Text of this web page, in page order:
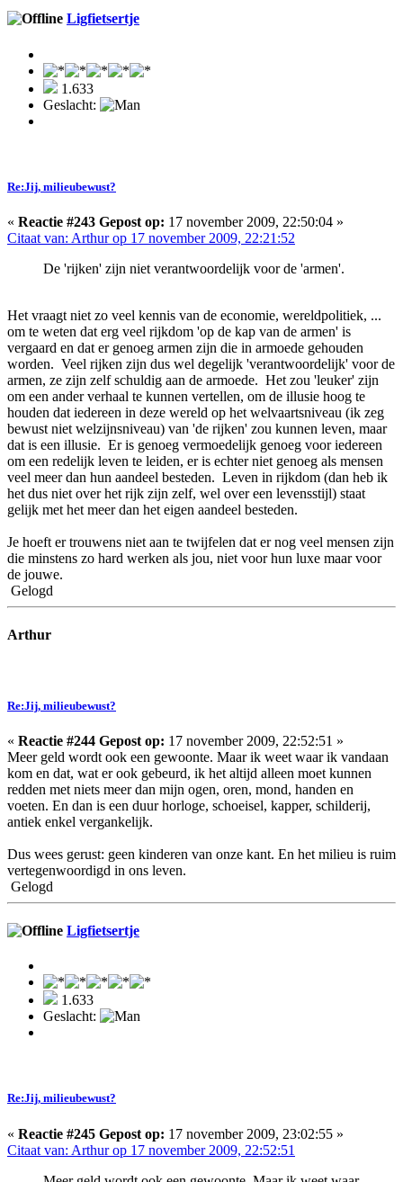
Ligfietsertje
1.633
Geslacht:
Re:Jij, milieubewust?
« Reactie #243 Gepost op: 17 november 2009, 22:50:04 »
Citaat van: Arthur op 17 november 2009, 22:21:52
De 'rijken' zijn niet verantwoordelijk voor de 'armen'.
Het vraagt niet zo veel kennis van de economie, wereldpolitiek, ...
om te weten dat erg veel rijkdom 'op de kap van de armen' is
vergaard en dat er genoeg armen zijn die in armoede gehouden
worden. Veel rijken zijn dus wel degelijk 'verantwoordelijk' voor de
armen, ze zijn zelf schuldig aan de armoede. Het zou 'leuker' zijn
om een ander verhaal te kunnen vertellen, om de illusie hoog te
houden dat iedereen in deze wereld op het welvaartsniveau (ik zeg
bewust niet welzijnsniveau) van 'de rijken' zou kunnen leven, maar
dat is een illusie. Er is genoeg vermoedelijk genoeg voor iedereen
om een redelijk leven te leiden, er is echter niet genoeg als mensen
veel meer dan hun aandeel besteden. Leven in rijkdom (dan heb ik
het dus niet over het rijk zijn zelf, wel over een levensstijl) staat
gelijk met het meer dan het eigen aandeel besteden.
Je hoeft er trouwens niet aan te twijfelen dat er nog veel mensen zijn
die minstens zo hard werken als jou, niet voor hun luxe maar voor
de jouwe.
Gelogd
Arthur
Re:Jij, milieubewust?
« Reactie #244 Gepost op: 17 november 2009, 22:52:51 »
Meer geld wordt ook een gewoonte. Maar ik weet waar ik vandaan
kom en dat, wat er ook gebeurd, ik het altijd alleen moet kunnen
redden met niets meer dan mijn ogen, oren, mond, handen en
voeten. En dan is een duur horloge, schoeisel, kapper, schilderij,
antiek enkel vergankelijk.
Dus wees gerust: geen kinderen van onze kant. En het milieu is ruim
vertegenwoordigd in ons leven.
Gelogd
Ligfietsertje
1.633
Geslacht:
Re:Jij, milieubewust?
« Reactie #245 Gepost op: 17 november 2009, 23:02:55 »
Citaat van: Arthur op 17 november 2009, 22:52:51